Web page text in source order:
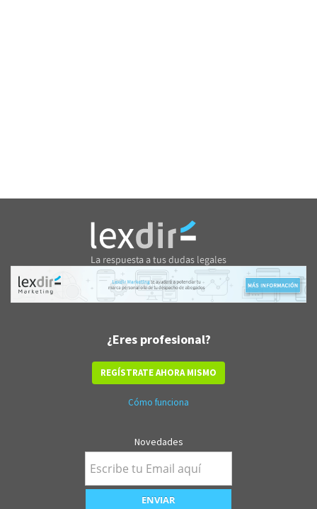
¿Eres profesional?
REGÍSTRATE AHORA MISMO
Cómo funciona
Novedades